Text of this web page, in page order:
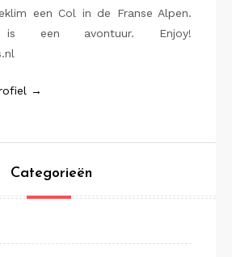
een Col in de Franse Alpen.
een avontuur. Enjoy!
→
Categorieën